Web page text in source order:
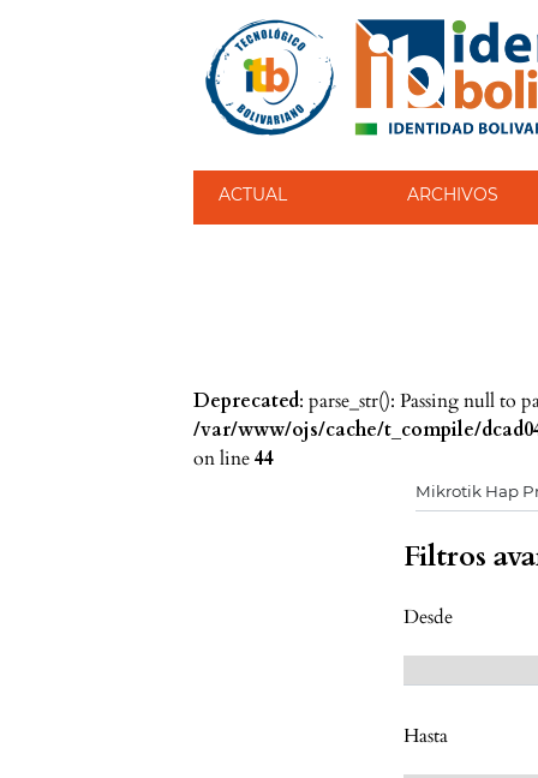
ACTUAL ARCHIVOS
Deprecated: parse_str(): Passing null to
/var/www/ojs/cache/t_compile/
on line44
Filtros
Desde
Hasta